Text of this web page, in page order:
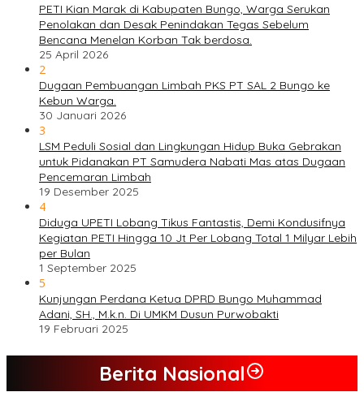
PETI Kian Marak di Kabupaten Bungo, Warga Serukan
Penolakan dan Desak Penindakan Tegas Sebelum
Bencana Menelan Korban Tak berdosa.
25 April 2026
2
Dugaan Pembuangan Limbah PKS PT SAL 2 Bungo ke
Kebun Warga.
30 Januari 2026
3
LSM Peduli Sosial dan Lingkungan Hidup Buka Gebrakan
untuk Pidanakan PT Samudera Nabati Mas atas Dugaan
Pencemaran Limbah
19 Desember 2025
4
Diduga UPETI Lobang Tikus Fantastis, Demi Kondusifnya
Kegiatan PETI Hingga 10 Jt Per Lobang Total 1 Milyar Lebih
per Bulan
1 September 2025
5
Kunjungan Perdana Ketua DPRD Bungo Muhammad
Adani, SH., M.k.n. Di UMKM Dusun Purwobakti
19 Februari 2025
Berita Nasional